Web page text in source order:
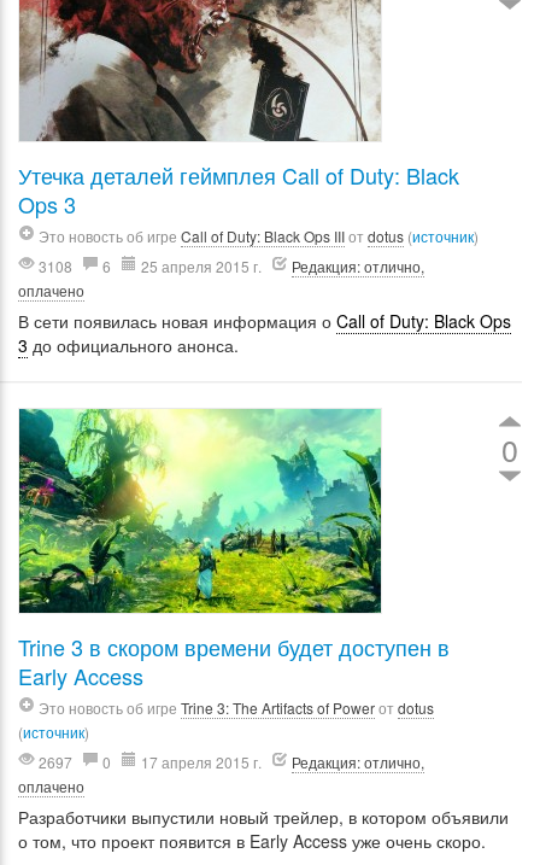
Утечка деталей геймплея Call of Duty: Black
Ops 3
Это новость об игре Call of Duty: Black Ops IIIотdotus (источник)
3108
6 25 апреля 2015 г.
Редакция: отлично,
оплачено
В сети появилась новая информация о Call of Duty: Black Ops
3 до официального анонса.
0
Trine 3 в скором времени будет доступен в
Early Access
Это новость об игре Trine 3: The Artifacts of Powerотdotus
(источник)
2697
0 17 апреля 2015 г.
Редакция: отлично,
оплачено
Разработчики выпустили новый трейлер, в котором объявили
о том, что проект появится в Early Access уже очень скоро.